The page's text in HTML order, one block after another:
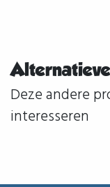
Deze andere
interesseren